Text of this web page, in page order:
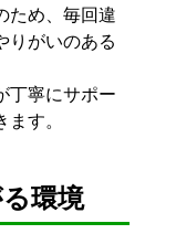
ため、毎回違
りがいのある
丁寧にサポー
す。
環境